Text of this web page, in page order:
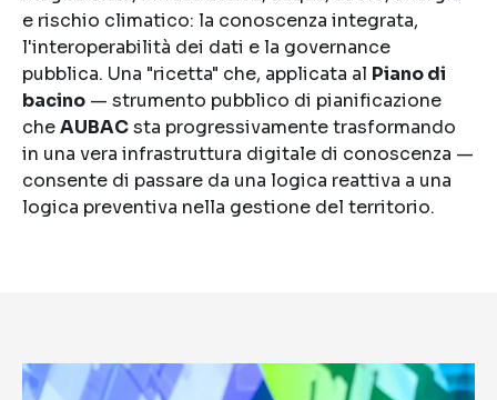
e rischio climatico: la conoscenza integrata,
l'interoperabilità dei dati e la governance
pubblica. Una "ricetta" che, applicata al Piano di
bacino — strumento pubblico di pianificazione
cheAUBACsta progressivamente trasformando
in una vera infrastruttura digitale di conoscenza —
consente di passare da una logica reattiva a una
logica preventiva nella gestione del territorio.